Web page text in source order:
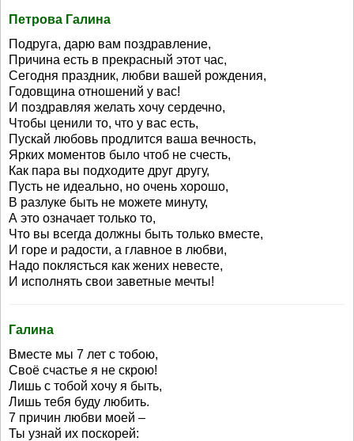
Петрова Галина
Подруга, дарю вам поздравление,
Причина есть в прекрасный этот час,
Сегодня праздник, любви вашей рождения,
Годовщина отношений у вас!
И поздравляя желать хочу сердечно,
Чтобы ценили то, что у вас есть,
Пускай любовь продлится ваша вечность,
Ярких моментов было чтоб не счесть,
Как пара вы подходите друг другу,
Пусть не идеально, но очень хорошо,
В разлуке быть не можете минуту,
А это означает только то,
Что вы всегда должны быть только вместе,
И горе и радости, а главное в любви,
Надо поклясться как жених невесте,
И исполнять свои заветные мечты!
Галина
Вместе мы 7 лет с тобою,
Своё счастье я не скрою!
Лишь с тобой хочу я быть,
Лишь тебя буду любить.
7 причин любви моей –
Ты узнай их поскорей: